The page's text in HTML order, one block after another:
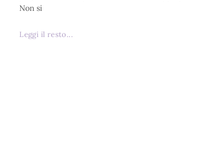
Non si
Leggi il resto...